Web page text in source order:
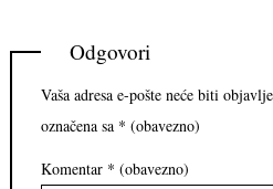
Odgovori
Vaša adresa e-pošte neće biti
označena sa * (obavezno)
Komentar * (obavezno)